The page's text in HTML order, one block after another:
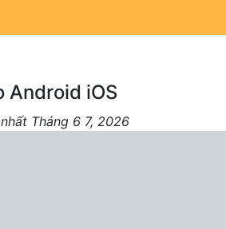
Android iOS
Tháng 6 7, 2026